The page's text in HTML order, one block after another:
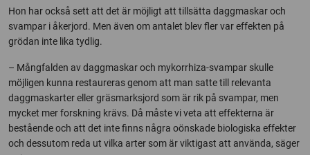
Hon har också sett att det är möjligt att tillsätta daggmaskar och
svampar i åkerjord. Men även om antalet blev fler var effekten på
grödan inte lika tydlig.
– Mångfalden av daggmaskar och mykorrhiza-svampar skulle
möjligen kunna restaureras genom att man satte till relevanta
daggmaskarter eller gräsmarksjord som är rik på svampar, men
mycket mer forskning krävs. Då måste vi veta att effekterna är
bestående och att det inte finns några oönskade biologiska effekter
och dessutom reda ut vilka arter som är viktigast att använda, säger